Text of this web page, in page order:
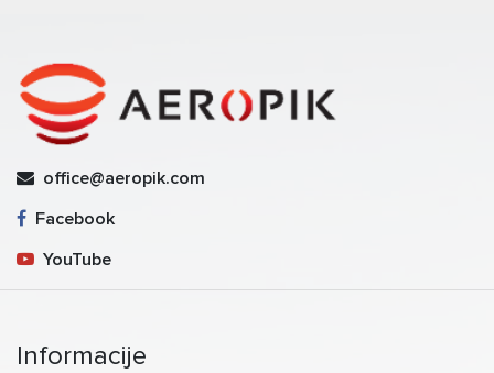
office@aeropik.com
Facebook
YouTube
Informacije